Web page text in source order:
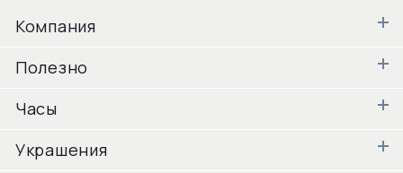
Компания
Полезно
Часы
Украшения